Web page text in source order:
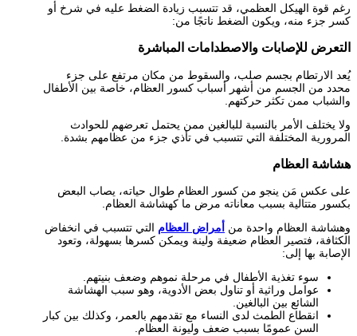
رغم قوة الهيكل العظمي، قد تتسبب زيادة الضغط عليه في شرخ أو
كسر جزء منه، ويكون الضغط ناتجًا من:
التعرض للإصابات والاصطدامات المباشرة
يُعد الارتطام بجسم صلب، والسقوط من مكان مرتفع على جزء
محدد من الجسم من أشهر أسباب كسور العظام، خاصة بين الأطفال
والشباب ممن تكثر حركتهم.
ولا يختلف الأمر بالنسبة للبالغين ممن يحتمل تعرضهم للحوادث
المرورية المختلفة التي تتسبب في تأذي جزء من عظامهم بشدة.
هشاشة العظام
على عكس مَن ينجو من كسور العظام طوال حياته، يصاب البعض
بكسور متتالية بسبب معاناته مرض ما كهشاشة العظام.
وهشاشة العظام واحدة من
أمراض العظام التي تتسبب في انخفاض
الكثافة، فتصير العظام ضعيفة ولينة ويمكن كسرها بسهولة، وتعود
الإصابة بها إلى:
سوء تغذية الأطفال في مرحلة نموهم وضعف بنيتهم.
عوامل وراثية أو تناول بعض الأدوية، وهو سبب الهشاشة
الشائع بين البالغين.
انقطاع الطمث لدى النساء مع تقدمهم بالعمر، وكذلك بين كبار
السن عمومًا بسبب ضعف وليونة العظام.